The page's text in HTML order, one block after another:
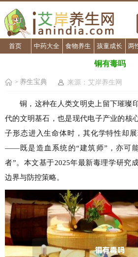
首页 中药大全 食物养生 孩童成长 两
铜有毒吗
> 养生宝典 来源：艾岸养生网
铜，这种在人类文明史上留下璀璨
代的文明基石，也是现代电子产业的核
子形态进入生命体时，其化学特性却
——既是造血系统的“建筑师”，亦可
者”。本文基于2025年最新毒理学研究
边界与防控策略。